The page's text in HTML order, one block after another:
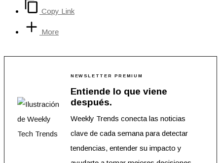
Copy Link
More
NEWSLETTER PREMIUM
Entiende lo que viene
después.
Weekly Trends conecta las noticias
clave de cada semana para detectar
tendencias, entender su impacto y